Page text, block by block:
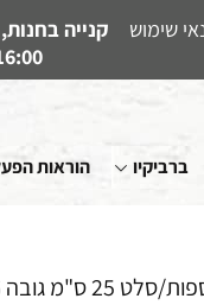
שימוש
16:00 - זמן אספקה למוצרים - עד 7 ימי עסקים
ברביקיו הוראות
מוקה עם פס חום